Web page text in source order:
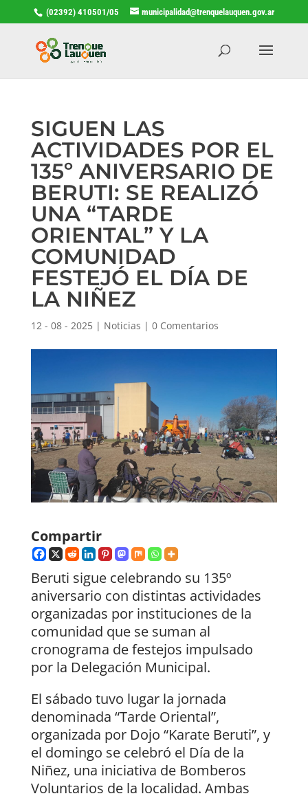
(02392) 410501/05 municipalidad@trenquelauquen.gov.ar
SIGUEN LAS
ACTIVIDADES POR EL
135º ANIVERSARIO DE
BERUTI: SE REALIZÓ
UNA “TARDE
ORIENTAL” Y LA
COMUNIDAD
FESTEJÓ EL DÍA DE
LA NIÑEZ
12 - 08 - 2025| Noticias | 0 Comentarios
Compartir
Beruti sigue celebrando su 135º
aniversario con distintas actividades
organizadas por instituciones de la
comunidad que se suman al
cronograma de festejos impulsado
por la Delegación Municipal.
El sábado tuvo lugar la jornada
denominada “Tarde Oriental”,
organizada por Dojo “Karate Beruti”, y
el domingo se celebró el Día de la
Niñez, una iniciativa de Bomberos
Voluntarios de la localidad. Ambas